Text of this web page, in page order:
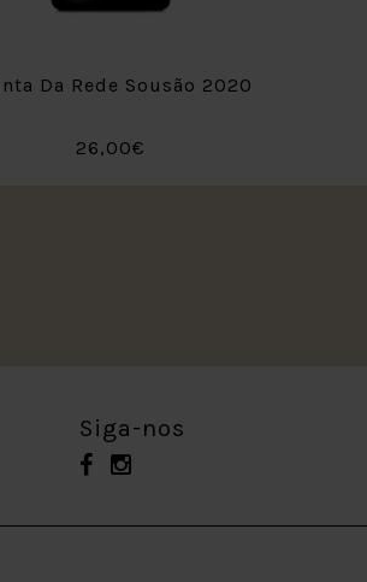
Da Rede Sousão 2020
26,00€
Siga-nos